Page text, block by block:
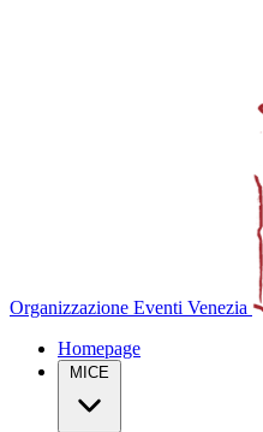
Organizzazione Eventi Venezia
Homepage
MICE